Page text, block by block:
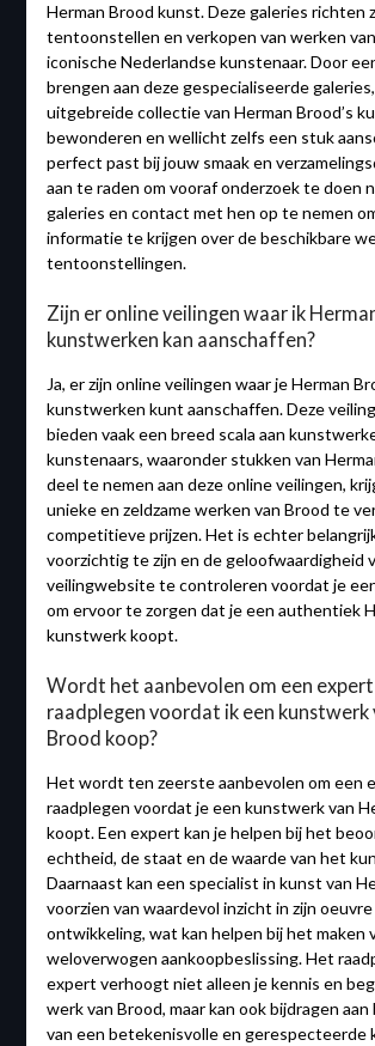
Herman Brood kunst. Deze galeries richten
tentoonstellen en verkopen van werken
iconische Nederlandse kunstenaar. Door
brengen aan deze gespecialiseerde
uitgebreide collectie van Herman Brood’s
bewonderen en wellicht zelfs een stuk
perfect past bij jouw smaak en
aan te raden om vooraf onderzoek te doen
galeries en contact met hen op te nemen
informatie te krijgen over de beschikbare
tentoonstellingen.
Zijn er online veilingen waar ik
kunstwerken kan aanschaffen?
Ja, er zijn online veilingen waar je Herman
kunstwerken kunt aanschaffen. Deze
bieden vaak een breed scala aan
kunstenaars, waaronder stukken van
deel te nemen aan deze online veilingen,
unieke en zeldzame werken van Brood te
competitieve prijzen. Het is echter
voorzichtig te zijn en de geloofwaardigheid
veilingwebsite te controleren voordat je
om ervoor te zorgen dat je een authentiek
kunstwerk koopt.
Wordt het aanbevolen om een
raadplegen voordat ik een kunstwerk
Brood koop?
Het wordt ten zeerste aanbevolen om een
raadplegen voordat je een kunstwerk van
koopt. Een expert kan je helpen bij het
echtheid, de staat en de waarde van het
Daarnaast kan een specialist in kunst van
voorzien van waardevol inzicht in zijn
ontwikkeling, wat kan helpen bij het maken
weloverwogen aankoopbeslissing. Het
expert verhoogt niet alleen je kennis en
werk van Brood, maar kan ook bijdragen
van een betekenisvolle en gerespecteerde